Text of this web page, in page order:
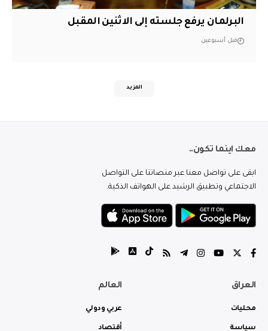
البرلمان يرفع جلسته إلى الاثنين المقبل
قبل أسبوعين
المزيد
معك اينما تكون..
ابقى على تواصل معنا عبر منصاتنا على التواصل
الاجتماعي وتطبيق الرشيد على الهواتف الذكية.
العراق
محليات
سياسة
العالم
عربي ودولي
أقتصاد